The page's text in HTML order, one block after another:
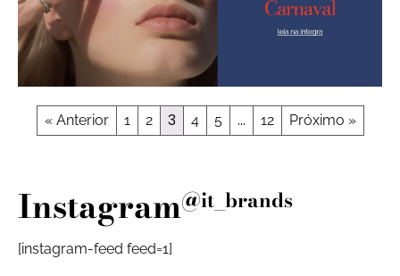
« Anterior 1 2 3 4 5 … 12 Próximo »
Instagram@it_brands
[instagram-feed feed=1]